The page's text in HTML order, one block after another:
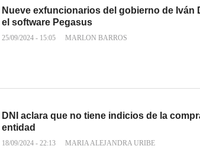
Nueve exfuncionarios del gobierno de
el software Pegasus
25/09/2024 - 15:05 MARLON BARROS
DNI aclara que no tiene indicios de la
entidad
18/09/2024 - 22:13 MARIA ALEJANDRA URIBE